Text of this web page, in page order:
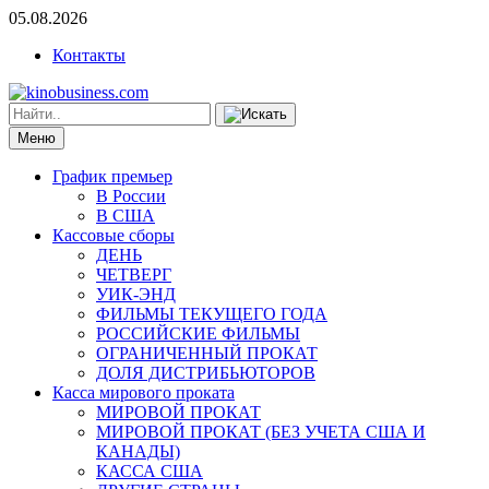
05.08.2026
Контакты
Меню
График премьер
В России
В США
Кассовые сборы
ДЕНЬ
ЧЕТВЕРГ
УИК-ЭНД
ФИЛЬМЫ ТЕКУЩЕГО ГОДА
РОССИЙСКИЕ ФИЛЬМЫ
ОГРАНИЧЕННЫЙ ПРОКАТ
ДОЛЯ ДИСТРИБЬЮТОРОВ
Касса мирового проката
МИРОВОЙ ПРОКАТ
МИРОВОЙ ПРОКАТ (БЕЗ УЧЕТА США И
КАНАДЫ)
КАССА США